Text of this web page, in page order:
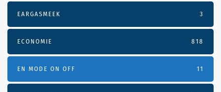
EARGASMEEK 3
ECONOMIE 818
EN MODE ON OFF 11